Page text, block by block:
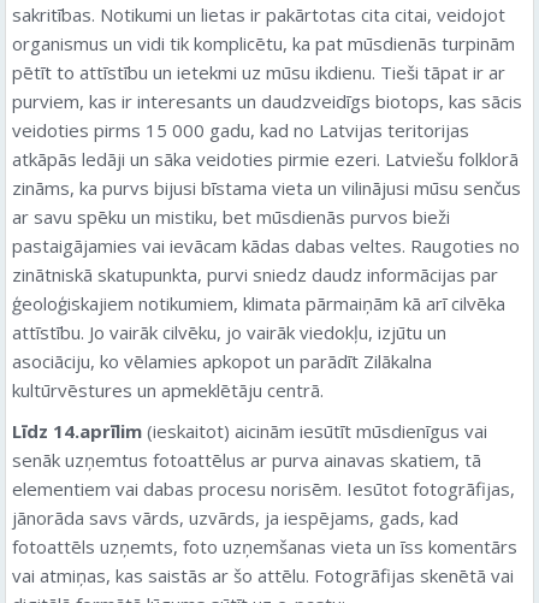
sakritības. Notikumi un lietas ir pakārtotas cita citai, veidojot
organismus un vidi tik komplicētu, ka pat mūsdienās turpinām
pētīt to attīstību un ietekmi uz mūsu ikdienu. Tieši tāpat ir ar
purviem, kas ir interesants un daudzveidīgs biotops, kas sācis
veidoties pirms 15 000 gadu, kad no Latvijas teritorijas
atkāpās ledāji un sāka veidoties pirmie ezeri. Latviešu folklorā
zināms, ka purvs bijusi bīstama vieta un vilinājusi mūsu senčus
ar savu spēku un mistiku, bet mūsdienās purvos bieži
pastaigājamies vai ievācam kādas dabas veltes. Raugoties no
zinātniskā skatupunkta, purvi sniedz daudz informācijas par
ģeoloģiskajiem notikumiem, klimata pārmaiņām kā arī cilvēka
attīstību. Jo vairāk cilvēku, jo vairāk viedokļu, izjūtu un
asociāciju, ko vēlamies apkopot un parādīt Zilākalna
kultūrvēstures un apmeklētāju centrā.
Līdz 14.aprīlim (ieskaitot) aicinām iesūtīt mūsdienīgus vai
senāk uzņemtus fotoattēlus ar purva ainavas skatiem, tā
elementiem vai dabas procesu norisēm. Iesūtot fotogrāfijas,
jānorāda savs vārds, uzvārds, ja iespējams, gads, kad
fotoattēls uzņemts, foto uzņemšanas vieta un īss komentārs
vai atmiņas, kas saistās ar šo attēlu. Fotogrāfijas skenētā vai